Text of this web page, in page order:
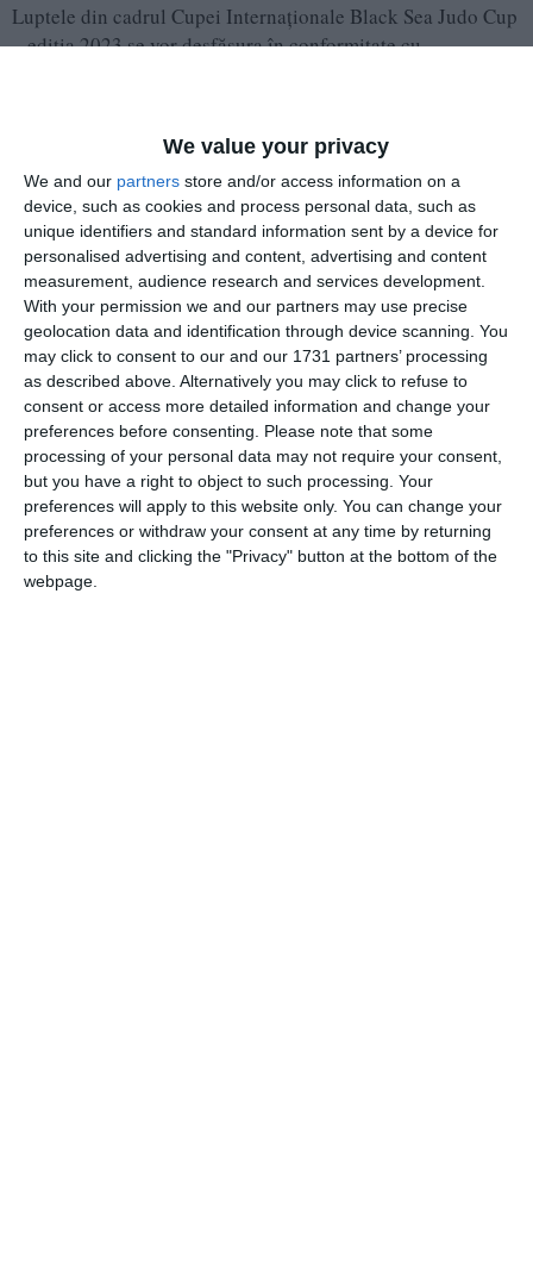
We value your privacy
We and our partners store and/or access information on a
device, such as cookies and process personal data, such as
unique identifiers and standard information sent by a device for
personalised advertising and content, advertising and content
measurement, audience research and services development.
With your permission we and our partners may use precise
geolocation data and identification through device scanning. You
may click to consent to our and our 1731 partners’ processing
as described above. Alternatively you may click to refuse to
consent or access more detailed information and change your
preferences before consenting. Please note that some
processing of your personal data may not require your consent,
but you have a right to object to such processing. Your
preferences will apply to this website only. You can change your
preferences or withdraw your consent at any time by returning
to this site and clicking the "Privacy" button at the bottom of the
webpage.
Luptele din cadrul Cupei Internaționale Black Sea Judo Cup
– ediția 2023 se vor desfășura în conformitate cu
Viitorul judo-ului din România își măsoară forțele la
malul Mării Negre!
Pe lângă această întrecere, în cadrul proiectului
„Judo – Sport și educație“/ Sportul pentru toți, în luna
noiembrie a acestui an va mai fi organizată o
competiție, Cupa „Centura Albă“ la judo, care este
dedicată sportivilor care încă descoperă tainele
acestui sport, a declarat George Teșeleanu,
președintele ACS Pantheon Constanța.
Citește și: